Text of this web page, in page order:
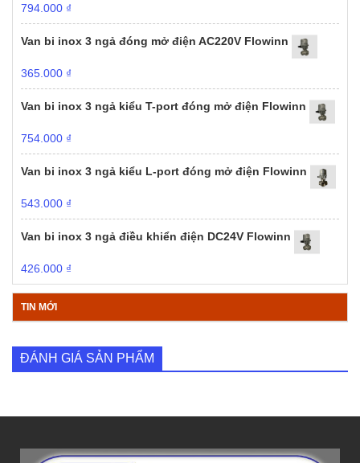
794.000 ₫
Van bi inox 3 ngả đóng mở điện AC220V Flowinn
365.000 ₫
Van bi inox 3 ngả kiểu T-port đóng mở điện Flowinn
754.000 ₫
Van bi inox 3 ngả kiểu L-port đóng mở điện Flowinn
543.000 ₫
Van bi inox 3 ngả điều khiển điện DC24V Flowinn
426.000 ₫
TIN MỚI
ĐÁNH GIÁ SẢN PHẨM